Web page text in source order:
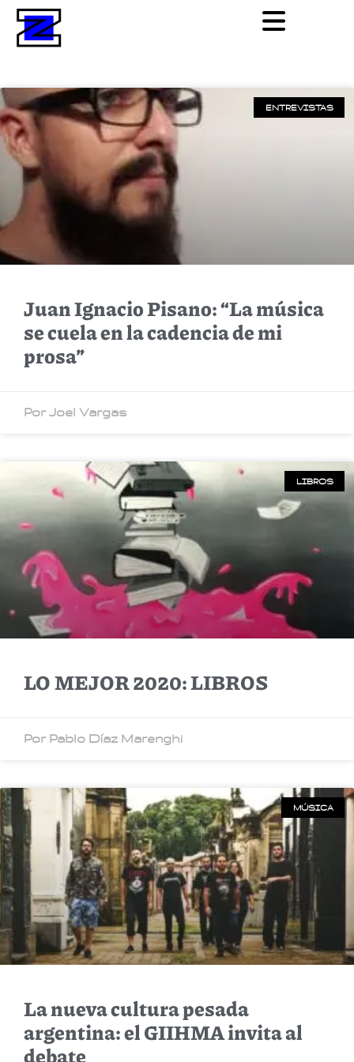
ENTREVISTAS
Juan Ignacio Pisano: “La música
se cuela en la cadencia de mi
prosa”
Por Joel Vargas
LIBROS
LO MEJOR 2020: LIBROS
Por Pablo Díaz Marenghi
MÚSICA
La nueva cultura pesada
argentina: el GIIHMA invita al
debate